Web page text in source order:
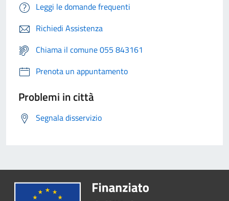
Leggi le domande frequenti
Richiedi Assistenza
Chiama il comune 055 843161
Prenota un appuntamento
Problemi in città
Segnala disservizio